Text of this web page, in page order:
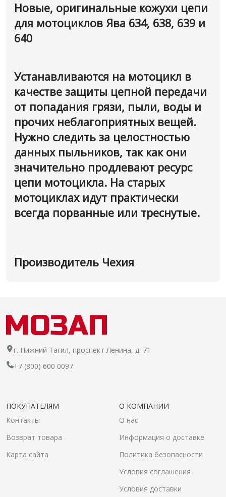
Новые, оригинальные кожухи цепи
для мотоциклов Ява 634, 638, 639 и
640
Устанавливаются на мотоцикл в
качестве защиты цепной передачи
от попадания грязи, пыли, воды и
прочих неблагоприятных вещей.
Нужно следить за целостностью
данных пыльников, так как они
значительно продлевают ресурс
цепи мотоцикла. На старых
мотоциклах идут практически
всегда порванные или треснутые.
Производитель Чехия
г. Нижний Тагил, проспект Ленина, д. 71
+7 (800) 600 0097
ПОКУПАТЕЛЯМ
Контакты
Возврат товара
Карта сайта
О КОМПАНИИ
О нас
Информация о доставке
Политика безопасности
Условия соглашения
Условия доставки